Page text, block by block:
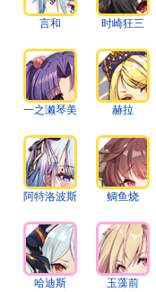
言和 时崎狂三
一之濑琴美 赫拉
阿特洛波斯 鲷鱼烧
哈迪斯 玉藻前